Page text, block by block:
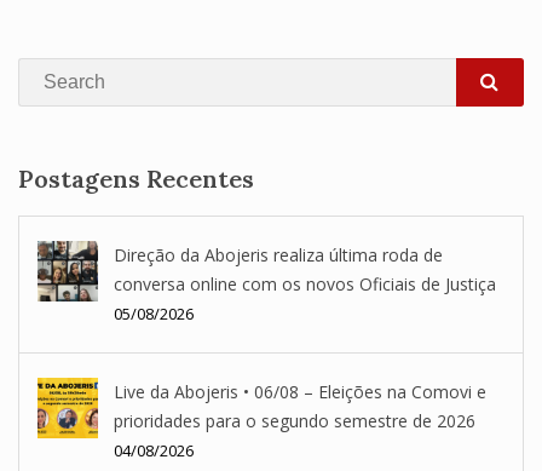
Search
Postagens Recentes
Direção da Abojeris realiza última roda de
conversa online com os novos Oficiais de Justiça
05/08/2026
Live da Abojeris • 06/08 – Eleições na Comovi e
prioridades para o segundo semestre de 2026
04/08/2026